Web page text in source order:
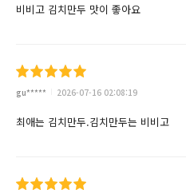
비비고 김치만두 맛이 좋아요
gu***** 2026-07-16 02:08:19
최애는 김치만두.김치만두는 비비고